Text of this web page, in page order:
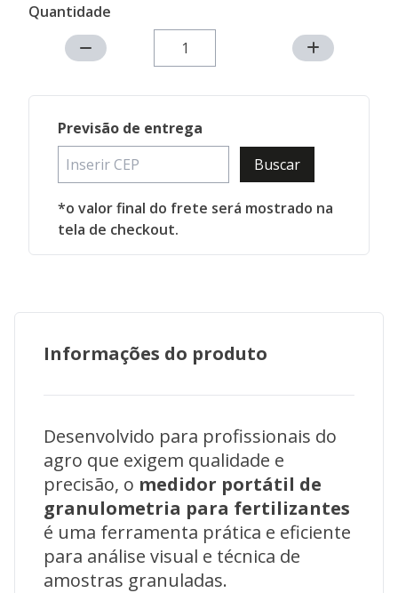
Quantidade
Previsão de entrega
Buscar
*o valor final do frete será mostrado na
tela de checkout.
Informações do produto
Desenvolvido para profissionais do
agro que exigem qualidade e
precisão, o medidor portátil de
granulometria para fertilizantes
é uma ferramenta prática e eficiente
para análise visual e técnica de
amostras granuladas.